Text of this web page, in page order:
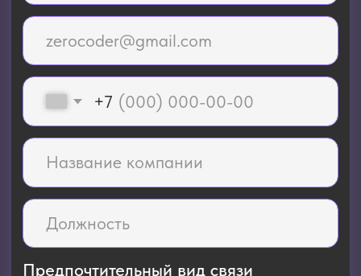
+7
Предпочтительный вид связи
Телефонный звонок
Email